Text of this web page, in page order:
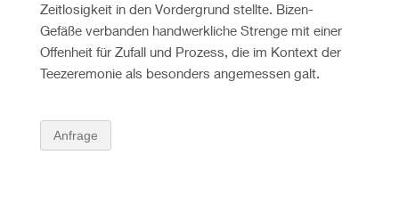
Zeitlosigkeit in den Vordergrund stellte. Bizen-
Gefäße verbanden handwerkliche Strenge mit einer
Offenheit für Zufall und Prozess, die im Kontext der
Teezeremonie als besonders angemessen galt.
Anfrage